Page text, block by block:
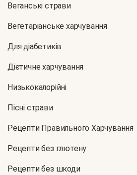
Веганські страви
Вегетаріанське харчування
Для діабетиків
Дієтичне харчування
Низькокалорійні
Пісні страви
Рецепти Правильного Харчування
Рецепти без глютену
Рецепти без шкоди